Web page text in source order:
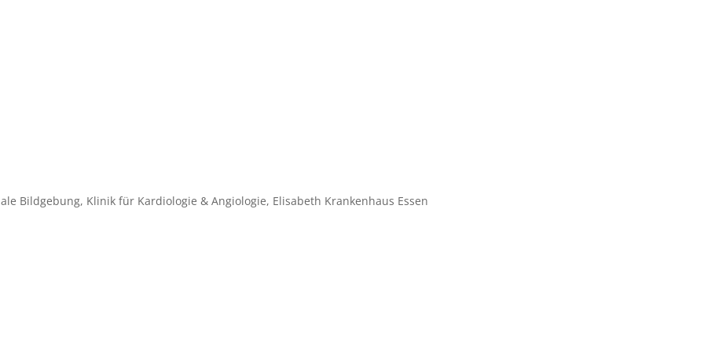
Bildgebung, Klinik für Kardiologie & Angiologie, Elisabeth Krankenhaus Essen